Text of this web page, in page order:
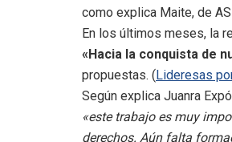
como explica Maite, de
En los últimos meses, la
«Hacia la conquista de
propuestas. (Lideresas
Según explica Juanra
«este trabajo es muy
derechos. Aún falta